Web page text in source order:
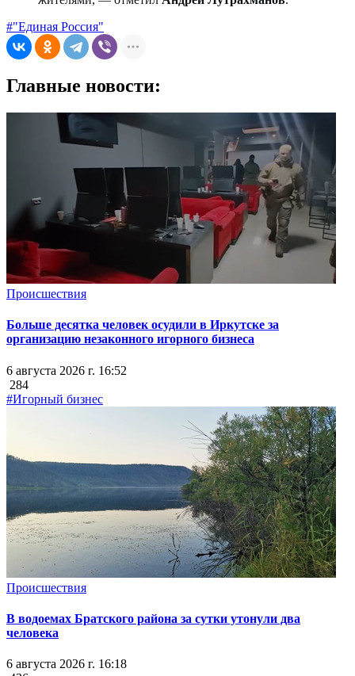
#"Единая Россия"
Главные новости:
Происшествия
Больше десятка человек осудили в Иркутске за
организацию незаконного игорного бизнеса
6 августа 2026 г. 16:52
284
#Игорный бизнес
Происшествия
В водоемах Братского района за сутки утонули два
человека
6 августа 2026 г. 16:18